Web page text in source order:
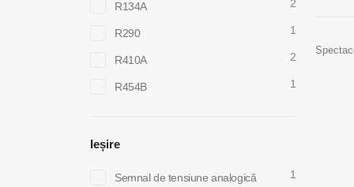
R134A 2
R290 1
R410A 2
R454B 1
Ieșire
Semnal de tensiune analogică 1